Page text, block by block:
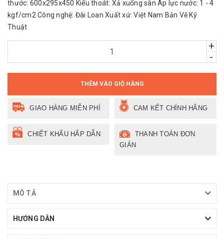
thước: 600x295x450 Kiểu thoát: Xả xuống sàn Áp lực nước: 1 - 4
kgf/cm2 Công nghệ: Đài Loan Xuất xứ: Việt Nam Bản Vẽ Kỹ
Thuật
+
-
THÊM VÀO GIỎ HÀNG
GIAO HÀNG MIỄN PHÍ CAM KẾT CHÍNH HÃNG
CHIẾT KHẤU HẤP DẪN
THANH TOÁN ĐƠN
GIẢN
MÔ TẢ
HƯỚNG DẪN